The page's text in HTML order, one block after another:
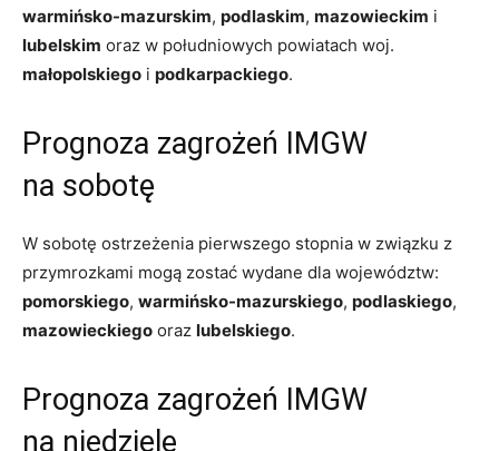
warmińsko-mazurskim, podlaskim, mazowieckim i
lubelskim oraz w południowych powiatach woj.
małopolskiego i podkarpackiego.
Prognoza zagrożeń IMGW
na sobotę
W sobotę ostrzeżenia pierwszego stopnia w związku z
przymrozkami mogą zostać wydane dla województw:
pomorskiego, warmińsko-mazurskiego, podlaskiego,
mazowieckiego oraz lubelskiego.
Prognoza zagrożeń IMGW
na niedzielę